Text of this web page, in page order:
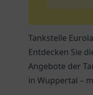
Tankstelle
Entdecken Sie
Angebote der
in Wuppertal –